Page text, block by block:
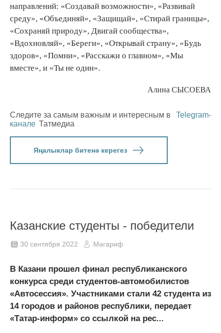
направлений: «Создавай возможности», «Развивай
среду», «Объединяй», «Защищай», «Стирай границы»,
«Сохраняй природу», Двигай сообщества»,
«Вдохновляй», «Береги», «Открывай страну», «Будь
здоров», «Помни», «Расскажи о главном», «Мы
вместе», и «Ты не один».
Алина СЫСОЕВА
Следите за самым важным и интересным в
Telegram-
канале Татмедиа
Яңалыклар битенә керегез
Казанские студенты - победители
30 сентября 2022 Мәгариф
В Казани прошел финал республиканского
конкурса среди студентов-автомобилистов
«Автосессия». Участниками стали 42 студента из
14 городов и районов республики, передает
«Татар-информ» со ссылкой на рес...